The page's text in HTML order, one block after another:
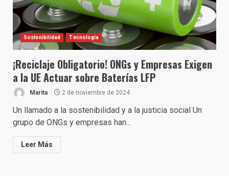
Sostenibilidad Tecnología
¡Reciclaje Obligatorio! ONGs y Empresas Exigen
a la UE Actuar sobre Baterías LFP
Marita 2 de noviembre de 2024
Un llamado a la sostenibilidad y a la justicia social Un
grupo de ONGs y empresas han...
Leer Más